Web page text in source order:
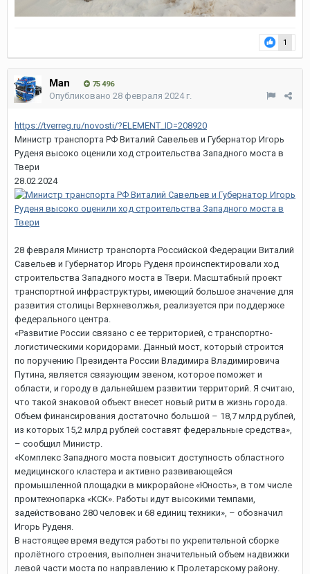
1
Man 75 496
Опубликовано 28 февраля 2024 г.
https://tverreg.ru/novosti/?ELEMENT_ID=208920
Министр транспорта РФ Виталий Савельев и Губернатор Игорь
Руденя высоко оценили ход строительства Западного моста в
Твери
28.02.2024
28 февраля Министр транспорта Российской Федерации Виталий
Савельев и Губернатор Игорь Руденя проинспектировали ход
строительства Западного моста в Твери. Масштабный проект
транспортной инфраструктуры, имеющий большое значение для
развития столицы Верхневолжья, реализуется при поддержке
федерального центра.
«Развитие России связано с ее территорией, с транспортно-
логистическими коридорами. Данный мост, который строится
по поручению Президента России Владимира Владимировича
Путина, является связующим звеном, которое поможет и
области, и городу в дальнейшем развитии территорий. Я считаю,
что такой знаковой объект внесет новый ритм в жизнь города.
Объем финансирования достаточно большой – 18,7 млрд рублей,
из которых 15,2 млрд рублей составят федеральные средства»,
– сообщил Министр.
«Комплекс Западного моста повысит доступность областного
медицинского кластера и активно развивающейся
промышленной площадки в микрорайоне «Юность», в том числе
промтехнопарка «КСК». Работы идут высокими темпами,
задействовано 280 человек и 68 единиц техники», – обозначил
Игорь Руденя.
В настоящее время ведутся работы по укрепительной сборке
пролётного строения, выполнен значительный объем надвижки
левой части моста по направлению к Пролетарскому району.